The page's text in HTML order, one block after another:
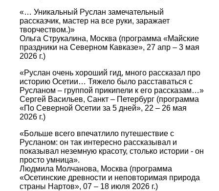
«… Уникальный Руслан замечательный
рассказчик, мастер на все руки, заражает
творчеством.)»
Ольга Струкалина, Москва (программа «Майские
праздники на Северном Кавказе», 27 апр – 3 мая
2026 г.)
«Руслан очень хороший гид, много рассказал про
историю Осетии… Тяжело было расставаться с
Русланом – группой прикипели к его рассказам…»
Сергей Васильев, Санкт – Петербург (программа
«По Северной Осетии за 5 дней», 22 – 26 мая
2026 г.)
«Больше всего впечатлило путешествие с
Русланом: он так интересно рассказывал и
показывал неземную красоту, столько истории - он
просто умница».
Людмила Молчанова, Москва (программа
«Осетинские древности и неповторимая природа
страны Нартов», 07 – 18 июля 2026 г.)